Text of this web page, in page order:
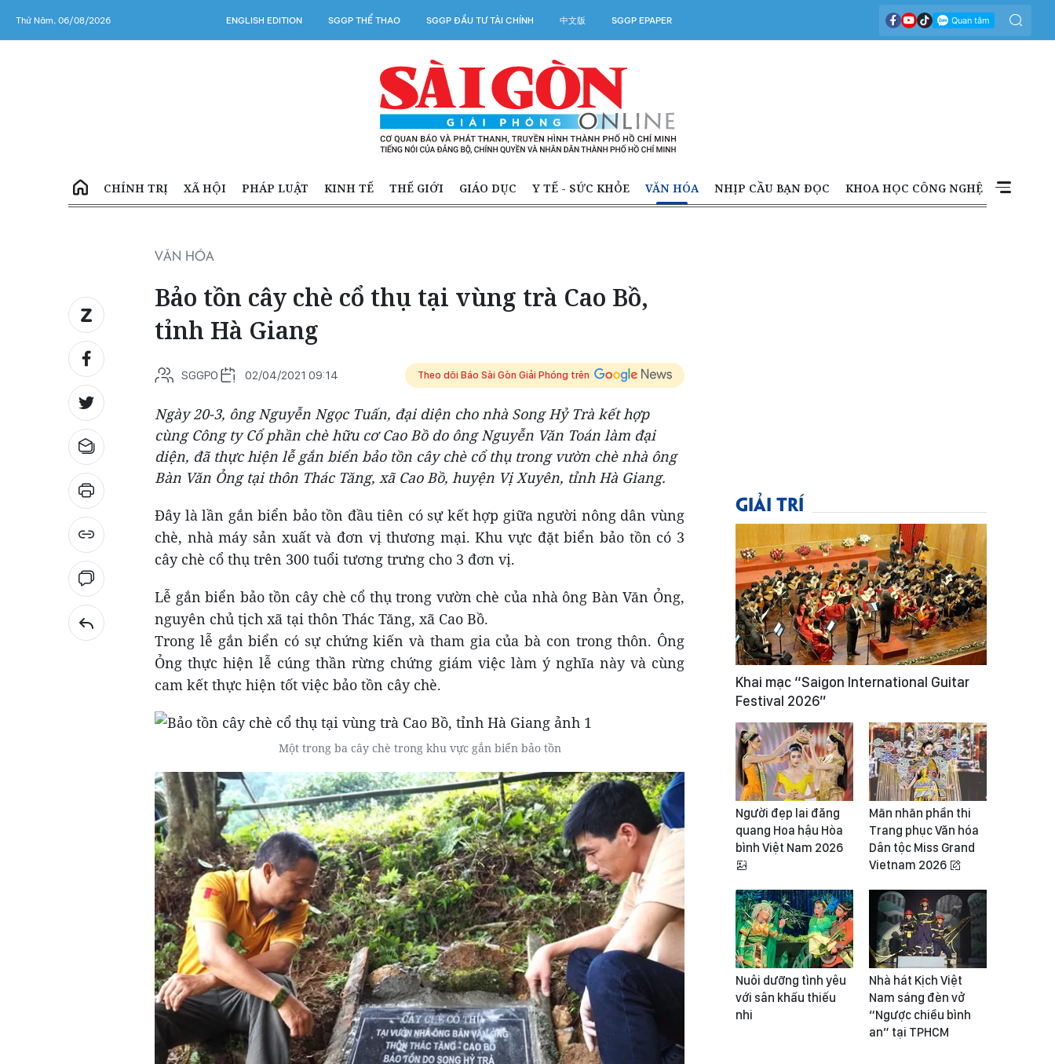
Thứ Năm, 06/08/2026 ENGLISH EDITION SGGP THỂ THAO SGGP ĐẦU TƯ TÀI CHÍNH 中文版 SGGP EPAPER
CHÍNH TRỊ XÃ HỘI PHÁP LUẬT KINH TẾ THẾ GIỚI GIÁO DỤC Y TẾ - SỨC KHỎE VĂN HÓA NHỊP CẦU BẠN ĐỌC KHOA HỌC CÔNG NGHỆ
VĂN HÓA
Bảo tồn cây chè cổ thụ tại vùng trà Cao Bồ,
tỉnh Hà Giang
SGGPO 02/04/2021 09:14 Theo dõi Báo Sài Gòn Giải Phóng trên
Ngày 20-3, ông Nguyễn Ngọc Tuấn, đại diện cho nhà Song Hỷ Trà kết hợp
cùng Công ty Cổ phần chè hữu cơ Cao Bồ do ông Nguyễn Văn Toán làm đại
diện, đã thực hiện lễ gắn biển bảo tồn cây chè cổ thụ trong vườn chè nhà ông
Bàn Văn Ỏng tại thôn Thác Tăng, xã Cao Bồ, huyện Vị Xuyên, tỉnh Hà Giang.
Đây là lần gắn biển bảo tồn đầu tiên có sự kết hợp giữa người nông dân vùng
chè, nhà máy sản xuất và đơn vị thương mại. Khu vực đặt biển bảo tồn có 3
cây chè cổ thụ trên 300 tuổi tương trưng cho 3 đơn vị.
Lễ gắn biển bảo tồn cây chè cổ thụ trong vườn chè của nhà ông Bàn Văn Ỏng,
nguyên chủ tịch xã tại thôn Thác Tăng, xã Cao Bồ.
Trong lễ gắn biển có sự chứng kiến và tham gia của bà con trong thôn. Ông
Ỏng thực hiện lễ cúng thần rừng chứng giám việc làm ý nghĩa này và cùng
cam kết thực hiện tốt việc bảo tồn cây chè.
Một trong ba cây chè trong khu vực gắn biển bảo tồn
GIẢI TRÍ
Khai mạc “Saigon International Guitar
Festival 2026”
Người đẹp lai đăng
quang Hoa hậu Hòa
bình Việt Nam 2026
Mãn nhãn phần thi
Trang phục Văn hóa
Dân tộc Miss Grand
Vietnam 2026
Nuôi dưỡng tình yêu
với sân khấu thiếu
nhi
Nhà hát Kịch Việt
Nam sáng đèn vở
“Ngược chiều bình
an” tại TPHCM